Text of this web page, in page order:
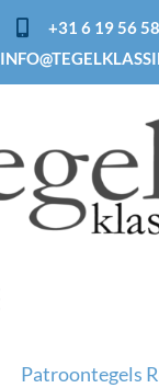
+31 6 19 56
Patroontegels